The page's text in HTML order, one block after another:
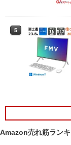
5
Amazon売れ筋ラン